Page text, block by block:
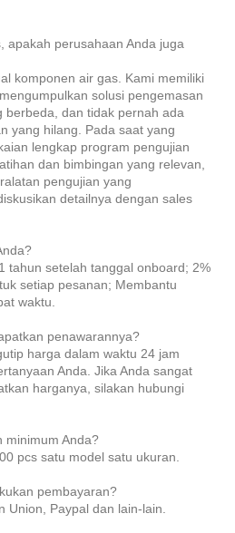
apakah perusahaan Anda juga
komponen air gas. Kami memiliki
solusi pengemasan
berbeda, dan tidak pernah ada
yang hilang. Pada saat yang
lengkap program pengujian
dan bimbingan yang relevan,
pengujian yang
detailnya dengan sales
tahun setelah tanggal onboard; 2%
setiap pesanan; Membantu
waktu.
penawarannya?
harga dalam waktu 24 jam
Anda. Jika Anda sangat
harganya, silakan hubungi
minimum Anda?
pcs satu model satu ukuran.
pembayaran?
Union, Paypal dan lain-lain.